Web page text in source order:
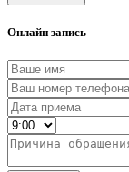
Онлайн запись